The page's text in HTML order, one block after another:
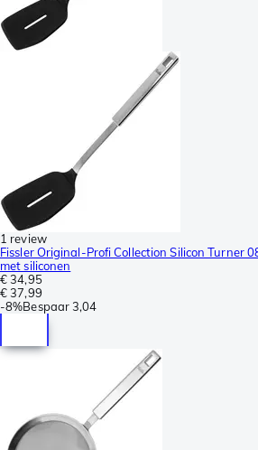
1 review
Fissler Original-Profi Collection Silicon Turner
met siliconen
€ 34,95
€ 37,99
-8%Bespaar3,04